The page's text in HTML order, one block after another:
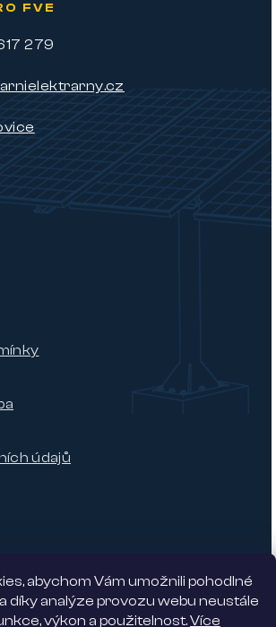
abychom Vám umožnili pohodlné
díky analýze provozu webu neustále
výkon a použitelnost.Více
FVE
279
údajů